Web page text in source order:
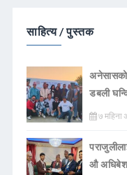
साहित्य / पुस्तक
डबली
७ महिना
औ